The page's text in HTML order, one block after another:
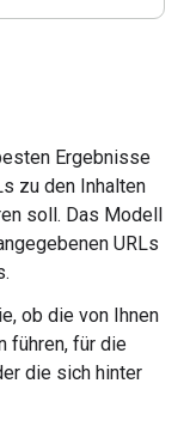
Ergebnisse
zu den Inhalten
soll. Das Modell
URLs
ob die von Ihnen
führen, für die
die sich hinter